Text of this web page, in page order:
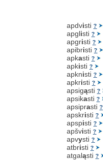
apdvisti ?
apglisti ?
apgristi ?
apibristi ?
apkasti ?
apkisti ?
apknisti ?
apkristi ?
apsigąsti ?
apsikasti ?
apsiprasti ?
apskristi ?
apspisti ?
apšvisti ?
apvysti ?
atbristi ?
atgaląsti ?